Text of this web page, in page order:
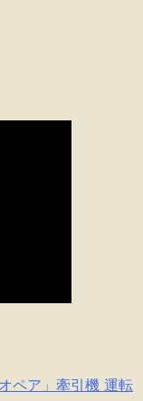
ペア」牽引機 運転